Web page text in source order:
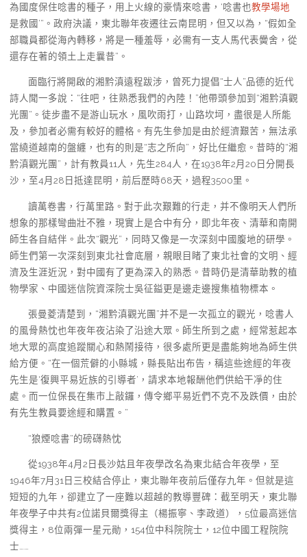
為國度保住唸書的種子，用上火線的豪情來唸書，‘唸書也教學場地
是救國’”。政府決議，東北聯年夜遷往云南昆明，但又以為，“假如全
部職員都從海內轉移，將是一種羞辱，必需有一支人馬代表黌舍，從
還存在著的領土上走曩昔”。
面臨行將開啟的湘黔滇遠程跋涉，曾死力提倡“士人”品德的近代
詩人聞一多說：“往吧，往熟悉我們的內陸！”他帶頭參加到“湘黔滇觀
光團”。徒步盡不是游山玩水，風吹雨打，山路坎坷，盡很是人所能
及，參加者必需有較好的體格。有先生參加是由於經濟艱苦，無法承
當繞道越南的盤纏，也有的則是“志之所向”，好比任繼愈。昔時的“湘
黔滇觀光團”，計有教員11人，先生284人，在1938年2月20日分開長
沙，至4月28日抵達昆明，前后歷時68天，過程3500里。
讀萬卷書，行萬里路。對于此次艱難的行走，并不像明天人們所
想象的那樣彎曲壯不雅，現實上是合中有分，即北年夜、清華和南開
師生各自結伴。此次“觀光”，同時又像是一次深刻中國腹地的研學。
師生們第一次深刻到東北社會底層，親眼目睹了東北社會的文明、經
濟及生涯近況，對中國有了更為深入的熟悉。昔時仍是清華助教的植
物學家、中國迷信院資深院士吳征鎰更是邊走邊搜集植物標本。
張曼菱清楚到，“湘黔滇觀光團”并不是一次孤立的觀光，唸書人
的風骨熱忱也年夜年夜沾染了沿途大眾。師生所到之處，經常惹起本
地大眾的高度追蹤關心和熱鬧接待，很多處所更是盡能夠地為師生供
給方便。“在一個荒僻的小縣城，縣長貼出布告，稱這些途經的年夜
先生是‘復興平易近族的引導者’，請求本地報酬他們供給干凈的住
處。而一位保長在集市上敲鑼，傳令鄉平易近們不克不及跌價，由於
有先生教員要途經和購置。”
“狼煙唸書”的磅礴熱忱
從1938年4月2日長沙姑且年夜學改名為東北結合年夜學，至
1946年7月31日三校結合停止，東北聯年夜前后僅存九年。但就是這
短短的九年，卻建立了一座難以超越的教導豐碑：截至明天，東北聯
年夜學子中共有2位諾貝爾獎得主（楊振寧、李政道），5位最高迷信
獎得主，8位兩彈一星元勛，154位中科院院士，12位中國工程院院
士……